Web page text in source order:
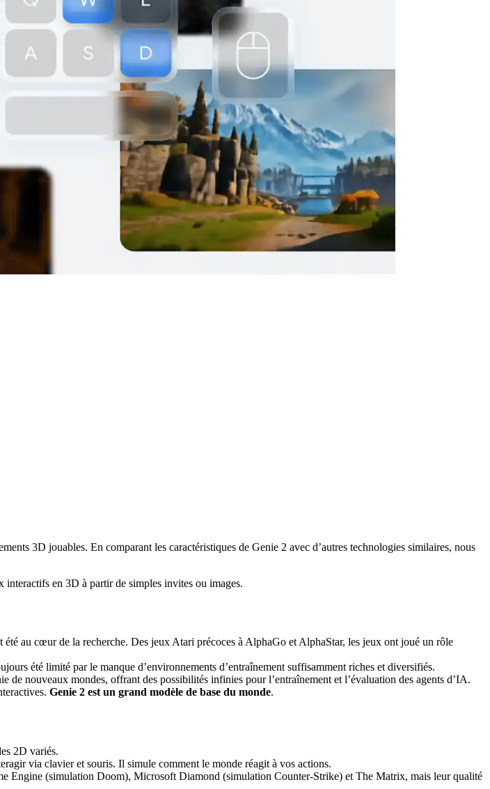
3D jouables. En comparant les caractéristiques de Genie 2 avec d’autres technologies similaires, nous
interactifs en 3D à partir de simples invites ou images.
au cœur de la recherche. Des jeux Atari précoces à AlphaGo et AlphaStar, les jeux ont joué un rôle
été limité par le manque d’environnements d’entraînement suffisamment riches et diversifiés.
de nouveaux mondes, offrant des possibilités infinies pour l’entraînement et l’évaluation des agents d’IA.
Genie 2 est un grand modèle de base du monde.
2D variés.
via clavier et souris. Il simule comment le monde réagit à vos actions.
Engine (simulation Doom), Microsoft Diamond (simulation Counter-Strike) et The Matrix, mais leur qualité